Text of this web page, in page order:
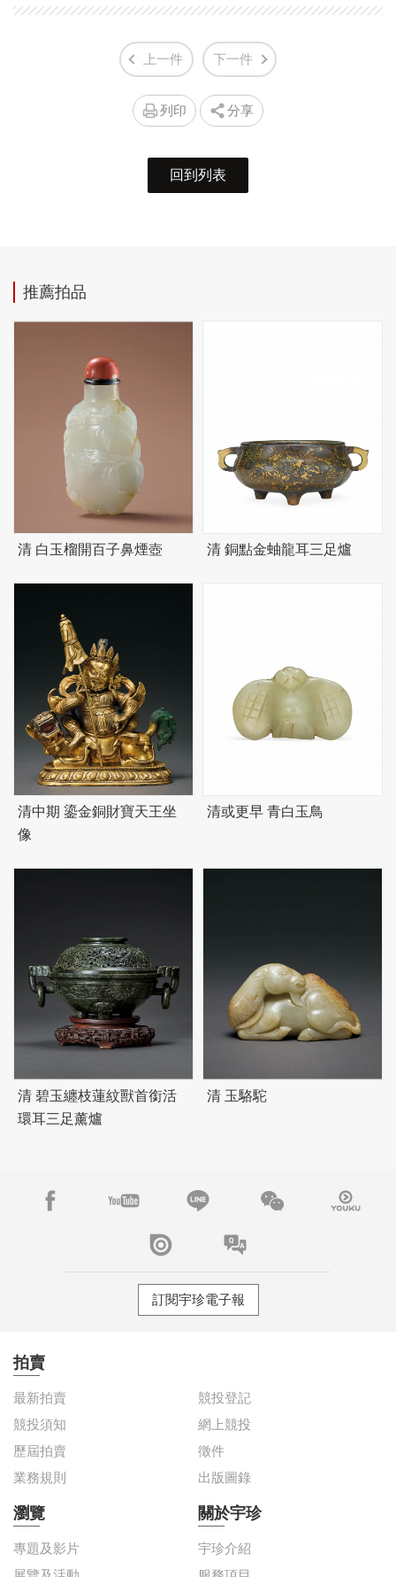
上一件 下一件
列印 分享
回到列表
推薦拍品
清 白玉榴開百子鼻煙壺 清 銅點金蚰龍耳三足爐
清中期 鎏金銅財寶天王坐
像
清或更早 青白玉鳥
清 碧玉纏枝蓮紋獸首銜活
環耳三足薰爐
清 玉駱駝
訂閱宇珍電子報
拍賣
最新拍賣
競投登記
競投須知
網上競投
歷屆拍賣
徵件
業務規則
出版圖錄
瀏覽
專題及影片
關於宇珍
宇珍介紹